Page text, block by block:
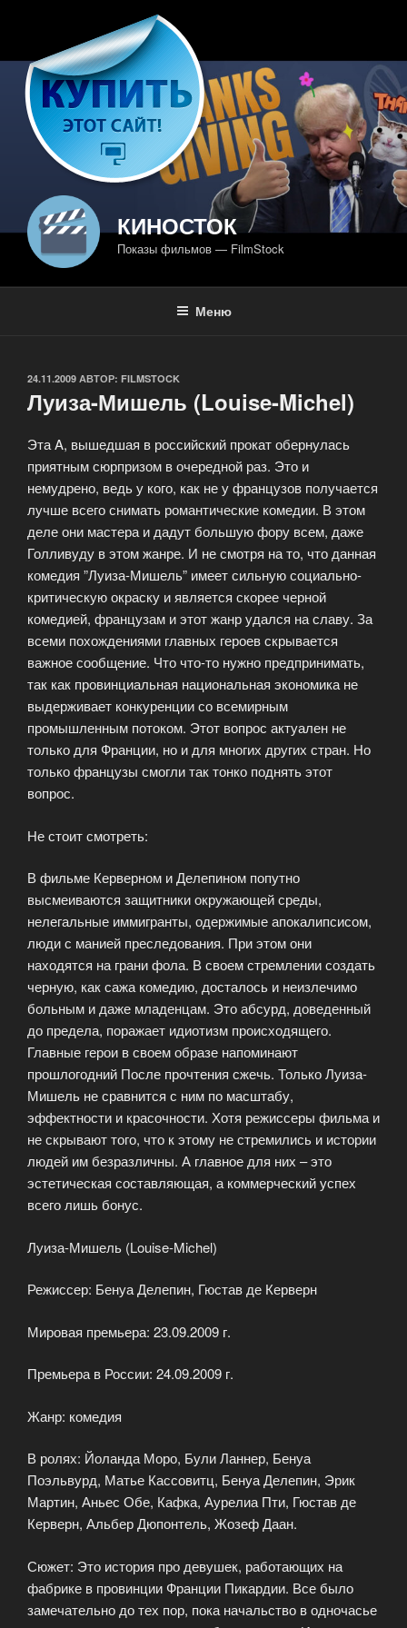
содержимому
КИНОСТОК
Показы фильмов — FilmStock
Меню
ОПУБЛИКОВАНО
24.11.2009 АВТОР: FILMSTOCK
Луиза-Мишель (Louise-Michel)
Эта A, вышедшая в российский прокат обернулась
приятным сюрпризом в очередной раз. Это и
немудрено, ведь у кого, как не у французов получается
лучше всего снимать романтические комедии. В этом
деле они мастера и дадут большую фору всем, даже
Голливуду в этом жанре. И не смотря на то, что данная
комедия ”Луиза-Мишель” имеет сильную социально-
критическую окраску и является скорее черной
комедией, французам и этот жанр удался на славу. За
всеми похождениями главных героев скрывается
важное сообщение. Что что-то нужно предпринимать,
так как провинциальная национальная экономика не
выдерживает конкуренции со всемирным
промышленным потоком. Этот вопрос актуален не
только для Франции, но и для многих других стран. Но
только французы смогли так тонко поднять этот
вопрос.
Не стоит смотреть:
В фильме Керверном и Делепином попутно
высмеиваются защитники окружающей среды,
нелегальные иммигранты, одержимые апокалипсисом,
люди с манией преследования. При этом они
находятся на грани фола. В своем стремлении создать
черную, как сажа комедию, досталось и неизлечимо
больным и даже младенцам. Это абсурд, доведенный
до предела, поражает идиотизм происходящего.
Главные герои в своем образе напоминают
прошлогодний После прочтения сжечь. Только Луиза-
Мишель не сравнится с ним по масштабу,
эффектности и красочности. Хотя режиссеры фильма и
не скрывают того, что к этому не стремились и истории
людей им безразличны. А главное для них – это
эстетическая составляющая, а коммерческий успех
всего лишь бонус.
Луиза-Мишель (Louise-Michel)
Режиссер: Бенуа Делепин, Гюстав де Керверн
Мировая премьера: 23.09.2009 г.
Премьера в России: 24.09.2009 г.
Жанр: комедия
В ролях: Йоланда Моро, Були Ланнер, Бенуа
Поэльвурд, Матье Кассовитц, Бенуа Делепин, Эрик
Мартин, Аньес Обе, Кафка, Аурелиа Пти, Гюстав де
Керверн, Альбер Дюпонтель, Жозеф Даан.
Сюжет: Это история про девушек, работающих на
фабрике в провинции Франции Пикардии. Все было
замечательно до тех пор, пока начальство в одночасье